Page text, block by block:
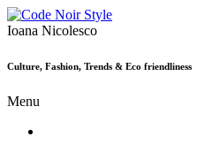
Ioana Nicolesco
Culture, Fashion, Trends & Eco friendliness
Menu